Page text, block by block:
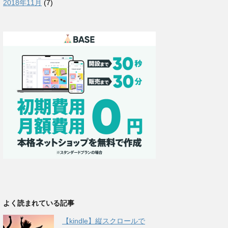
2018年11月 (7)
よく読まれている記事
【kindle】縦スクロールで